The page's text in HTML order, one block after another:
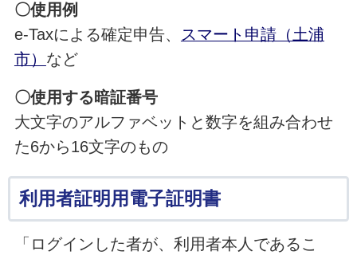
〇使用例
e-Taxによる確定申告、 スマート申請（土浦
市） など
〇使用する暗証番号
大文字のアルファベットと数字を組み合わせ
た6から16文字のもの
利用者証明用電子証明書
「ログインした者が、利用者本人であるこ